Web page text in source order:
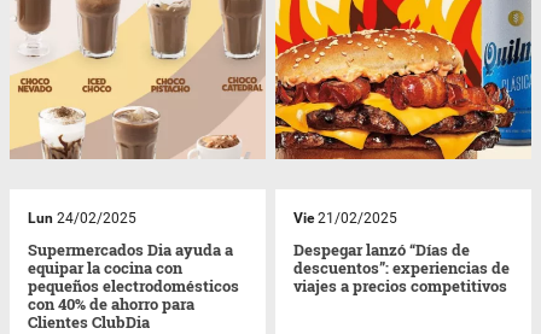
Lun 24/02/2025
Supermercados Dia ayuda a
equipar la cocina con
pequeños electrodomésticos
con 40% de ahorro para
Clientes ClubDia
Vie21/02/2025
Despegar lanzó “Días de
descuentos”: experiencias de
viajes a precios competitivos